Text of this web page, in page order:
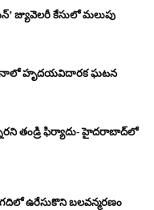
జ్యువెలరీ కేసులో మలుపు
హృదయవిదారక ఘటన
తండ్రి ఫిర్యాదు- హైదరాబాద్‌లో
ఉరేసుకొని బలవన్మరణం